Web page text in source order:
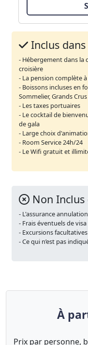
Inclus
- Hébergement dans la
croisière
- La pension complète
- Boissons incluses en
Sommelier, Grands
- Les taxes portuaires
- Le cocktail de
de gala
- Large choix
- Room Service 24h/24
- Le Wifi gratuit et
Non
- L'assurance
- Frais éventuels de visa
- Excursions
- Ce qui n’est pas
À
Prix par personne,